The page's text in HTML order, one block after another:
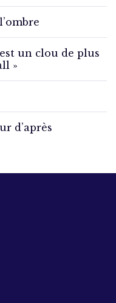
un clou de plus
»
d’après